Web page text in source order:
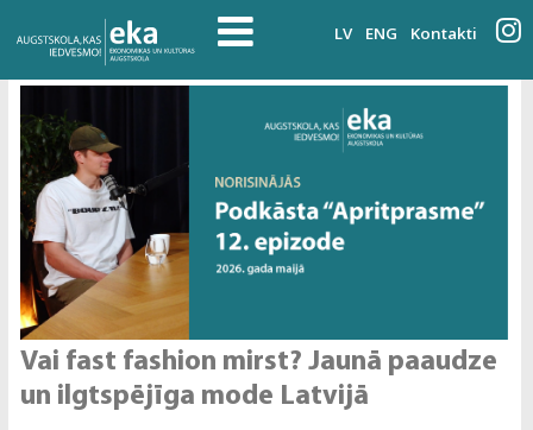
LV ENG Kontakti
Vai fast fashion mirst? Jaunā paaudze
un ilgtspējīga mode Latvijā